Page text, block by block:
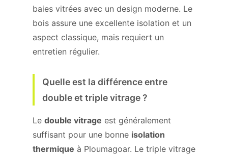
baies vitrées avec un design moderne. Le
bois assure une excellente isolation et un
aspect classique, mais requiert un
entretien régulier.
Quelle est la différence entre
double et triple vitrage ?
Le double vitrage est généralement
suffisant pour une bonne isolation
thermique à Ploumagoar. Le triple vitrage